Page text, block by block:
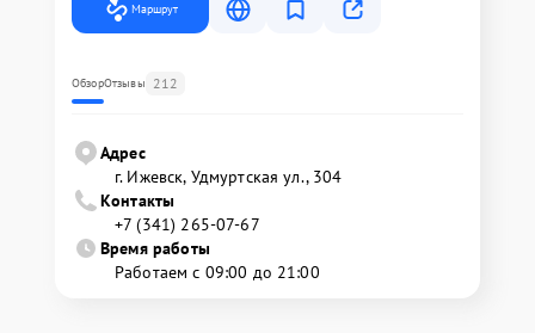
Маршрут
ОбзорОтзывы 212
Адрес
г. Ижевск, Удмуртская ул., 304
Контакты
+7 (341) 265-07-67
Время работы
Работаем с 09:00 до 21:00